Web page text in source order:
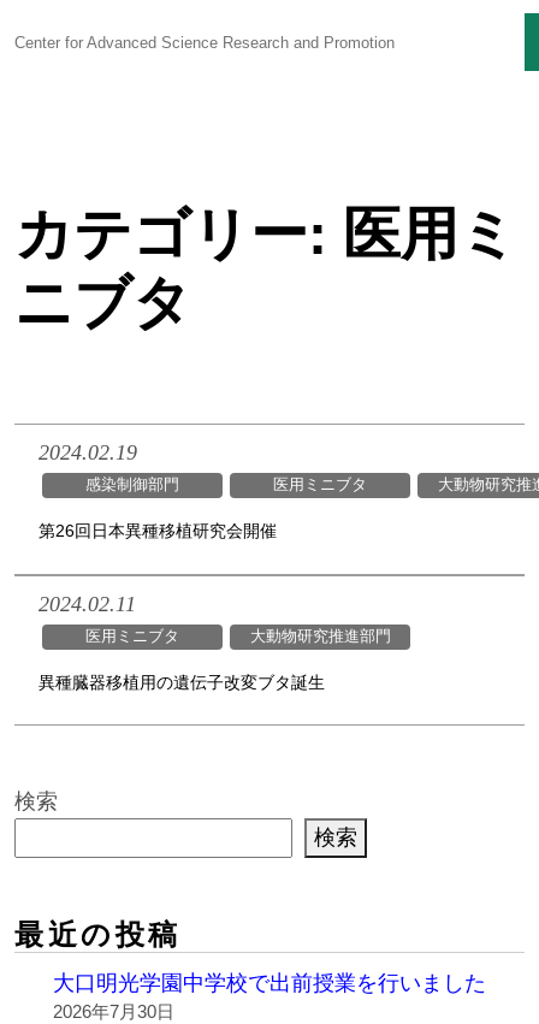
Center for Advanced Science Research and Promotion
センターについて
感染制御研究ユニット
研究支援 ユニット
技術部
カテゴリー: 医用ミ
ニブタ
2024.02.19
感染制御部門 医用ミニブタ 大動物研究推
第26回日本異種移植研究会開催
2024.02.11
医用ミニブタ 大動物研究推進部門
異種臓器移植用の遺伝子改変ブタ誕生
検索
検索
最近の投稿
大口明光学園中学校で出前授業を行いました
2026年7月30日